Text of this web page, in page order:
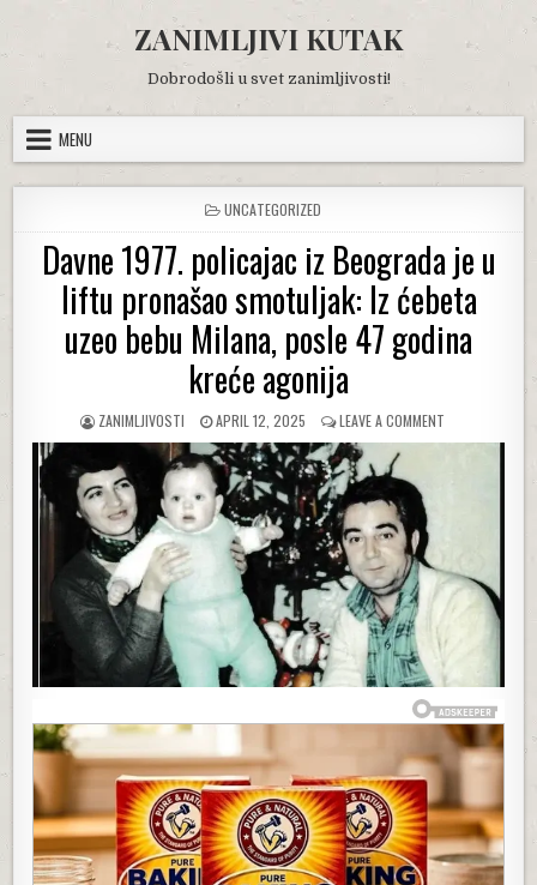
content
ZANIMLJIVI KUTAK
Dobrodošli u svet zanimljivosti!
MENU
POSTED
IN
UNCATEGORIZED
Davne 1977. policajac iz Beograda je u
liftu pronašao smotuljak: Iz ćebeta
uzeo bebu Milana, posle 47 godina
kreće agonija
AUTHOR:
ZANIMLJIVOSTI
PUBLISHED
DATE:
APRIL 12, 2025 LEAVE A COMMENT
DAVNE
LIFTU
PRONAŠAO
SMOTULJAK:
IZ
ĆEBETA
UZEO
BEBU
MILANA,
POSLE
47
KREĆE
AGONIJA